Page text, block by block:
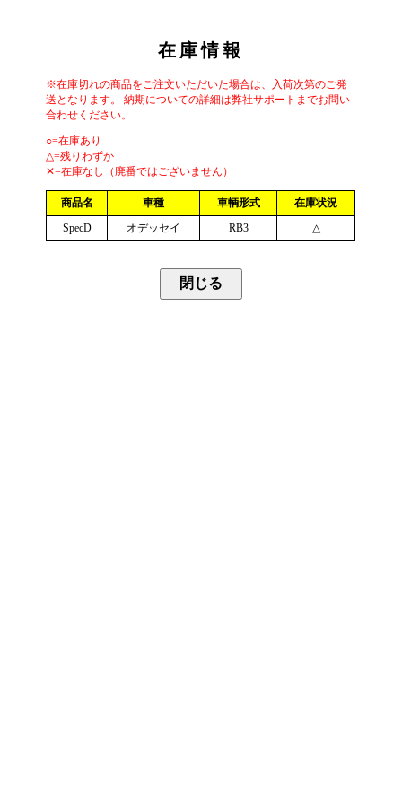
在庫情報
※在庫切れの商品をご注文いただいた場合は、入荷次第のご発
送となります。 納期についての詳細は弊社サポートまでお問い
合わせください。
○=在庫あり
△=残りわずか
✕=在庫なし（廃番ではございません）
商品名 車種 車輌形式
在庫状況
SpecD
オデッセイ RB3 △